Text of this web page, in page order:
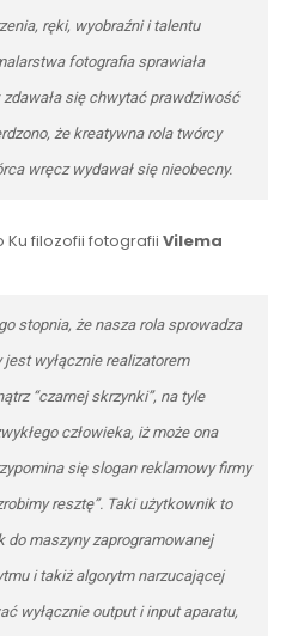
ręki, wyobraźni i talentu
fotografia sprawiała
się chwytać prawdziwość
że kreatywna rola twórcy
wręcz wydawał się nieobecny.
Ku filozofii fotografii Vilema
stopnia, że nasza rola sprowadza
wyłącznie realizatorem
“czarnej skrzynki”, na tyle
człowieka, iż może ona
się slogan reklamowy firmy
resztę”. Taki użytkownik to
do maszyny zaprogramowanej
i takiż algorytm narzucającej
wyłącznie output i input aparatu,